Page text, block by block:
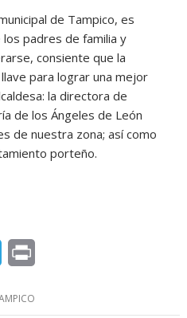
de Tampico, es
padres de familia y
consiente que la
para lograr una mejor
la directora de
de los Ángeles de León
de nuestra zona; así como
porteño.
l